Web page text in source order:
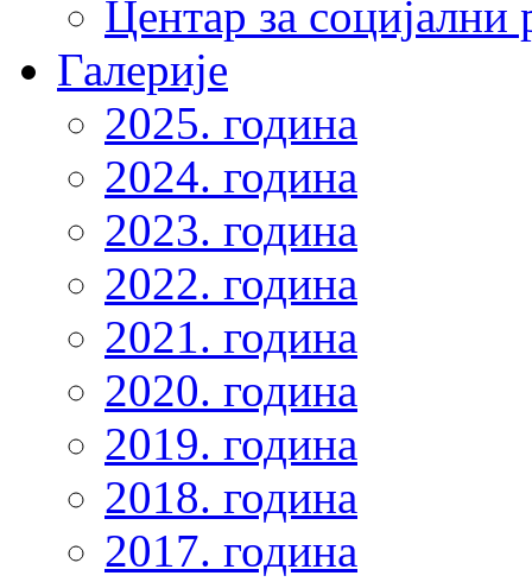
Центар за
Галерије
2025. година
2024. година
2023. година
2022. година
2021. година
2020. година
2019. година
2018. година
2017. година